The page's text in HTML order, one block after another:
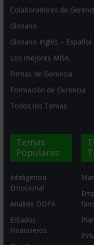
Colaboradores de
Glosario
Glosario Inglés – Español
Los mejores MBA
Firmas de Gerencia
Formación de Gerencia
Todos los Temas
Temas
Populares
Inteligencia
Emocional
Análisis DOFA
Estados
Financieros